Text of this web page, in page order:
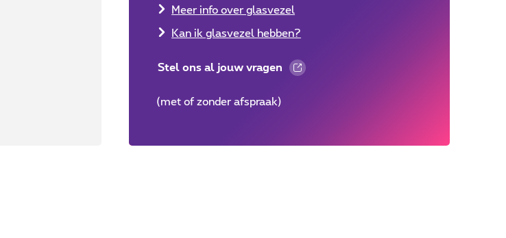
Meer info over glasvezel
Kan ik glasvezel hebben?
Stel ons al jouw vragen
(met of zonder afspraak)